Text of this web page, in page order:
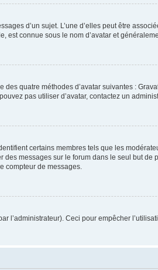
d’un sujet. L’une d’elles peut être
connue sous le nom d’avatar et
quatre méthodes d’avatar suivantes :
pas utiliser d’avatar, contactez un
certains membres tels que les
messages sur le forum dans le seul but de
compteur de messages.
l’administrateur). Ceci pour empêcher